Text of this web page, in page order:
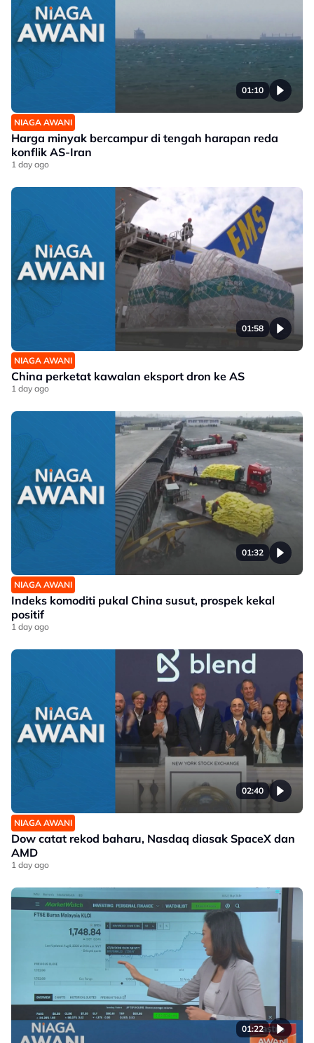
01:10
NIAGA AWANI
Harga minyak bercampur di tengah harapan reda
konflik AS-Iran
1 day ago
01:58
NIAGA AWANI
China perketat kawalan eksport dron ke AS
1 day ago
01:32
NIAGA AWANI
Indeks komoditi pukal China susut, prospek kekal
positif
1 day ago
02:40
NIAGA AWANI
Dow catat rekod baharu, Nasdaq diasak SpaceX dan
AMD
1 day ago
01:22